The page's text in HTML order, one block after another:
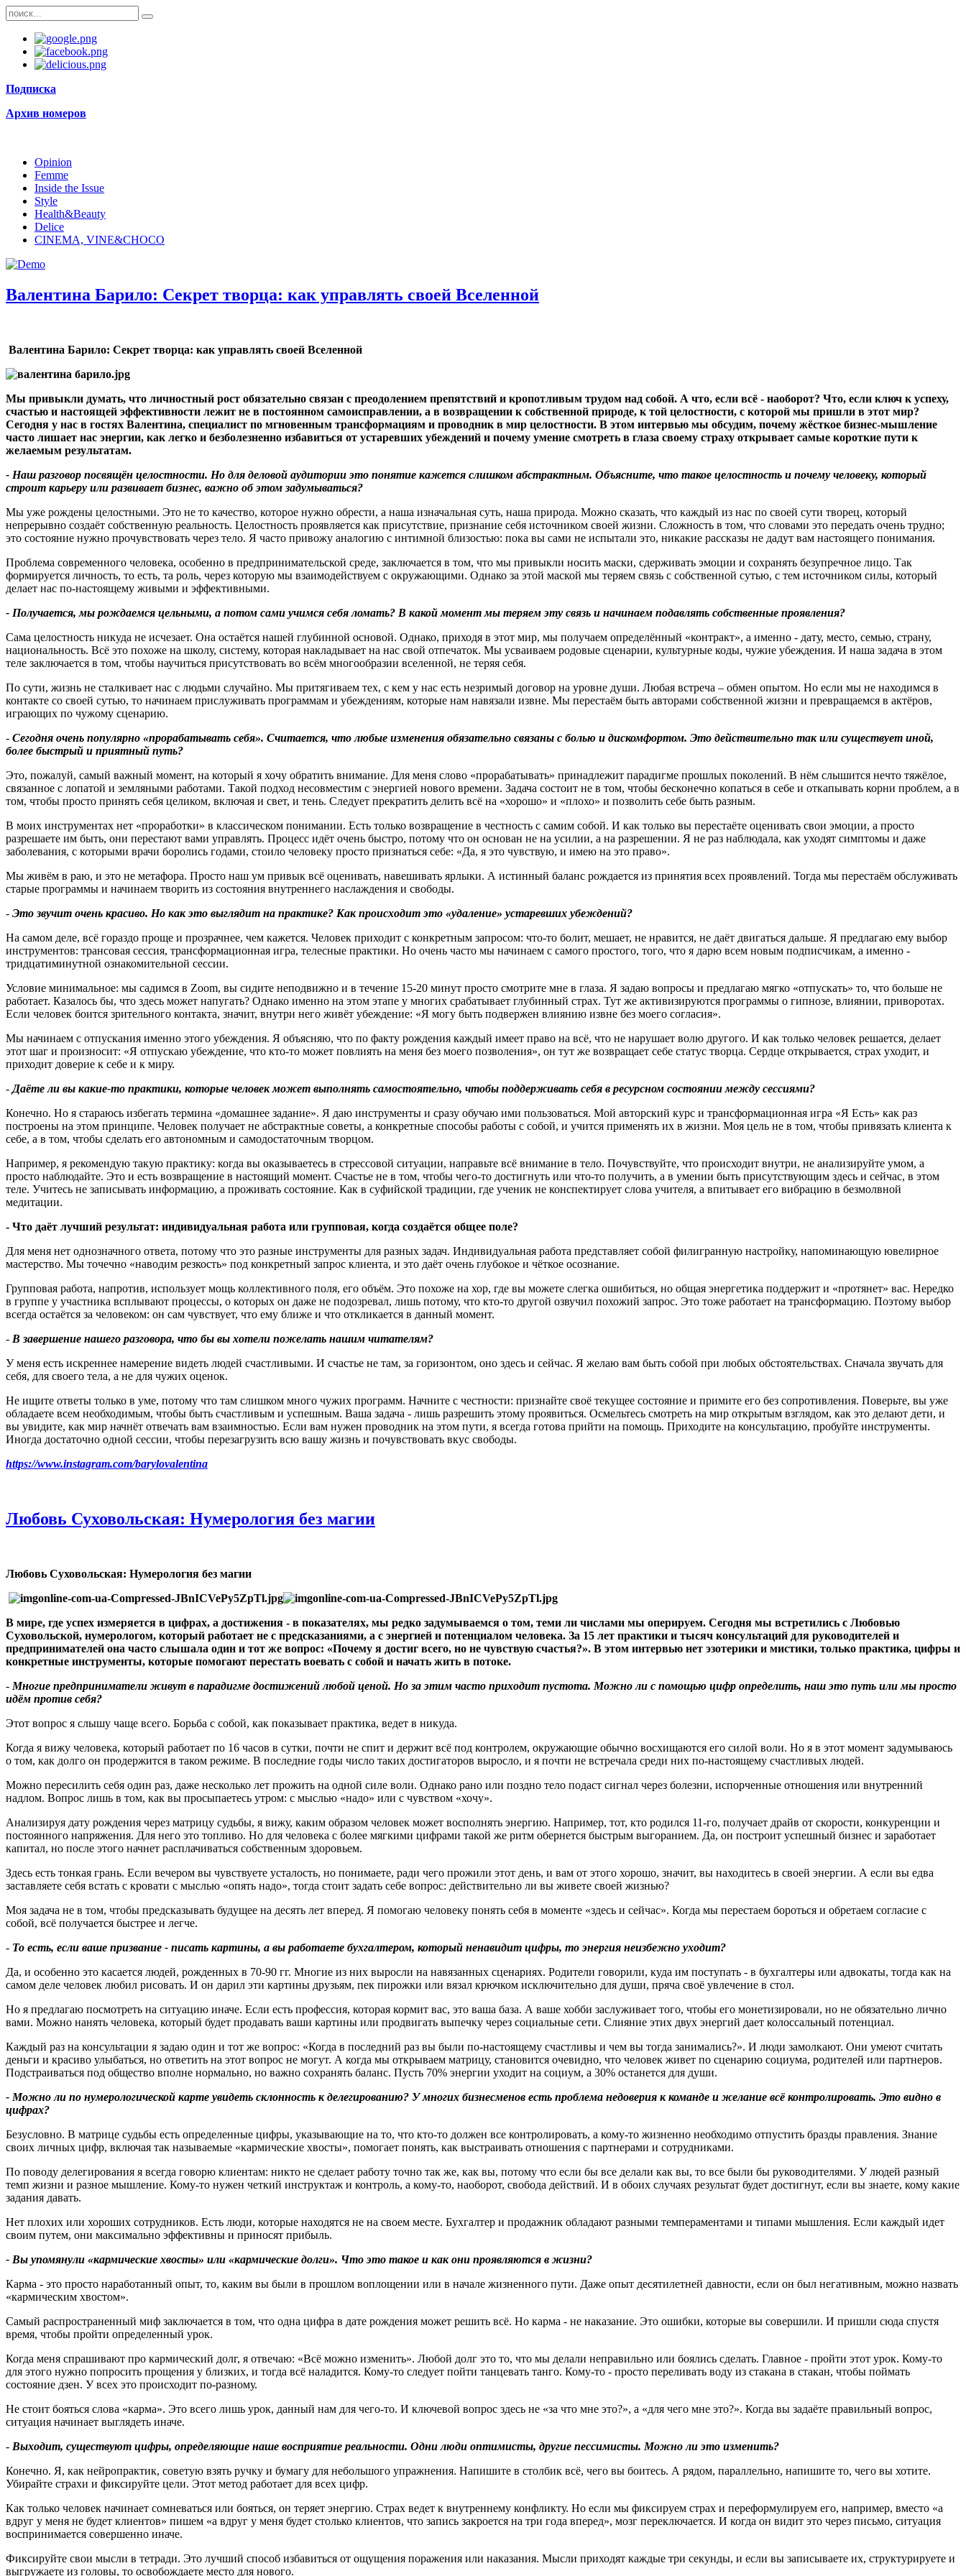
Подписка
Архив номеров
Opinion
Femme
Inside the Issue
Style
Health&Beauty
Delice
CINEMA, VINE&CHOCO
Валентина Барило: Секрет творца: как управлять своей Вселенной
Валентина Барило: Секрет творца: как управлять своей Вселенной
Мы привыкли думать, что личностный рост обязательно связан с преодолением препятствий и кропотливым трудом над собой. А что, если всё - наоборот? Что, если ключ к успеху,
счастью и настоящей эффективности лежит не в постоянном самоисправлении, а в возвращении к собственной природе, к той целостности, с которой мы пришли в этот мир?
Сегодня у нас в гостях Валентина, специалист по мгновенным трансформациям и проводник в мир целостности. В этом интервью мы обсудим, почему жёсткое бизнес-мышление
часто лишает нас энергии, как легко и безболезненно избавиться от устаревших убеждений и почему умение смотреть в глаза своему страху открывает самые короткие пути к
желаемым результатам.
- Наш разговор посвящён целостности. Но для деловой аудитории это понятие кажется слишком абстрактным. Объясните, что такое целостность и почему человеку, который
строит карьеру или развивает бизнес, важно об этом задумываться?
Мы уже рождены целостными. Это не то качество, которое нужно обрести, а наша изначальная суть, наша природа. Можно сказать, что каждый из нас по своей сути творец, который
непрерывно создаёт собственную реальность. Целостность проявляется как присутствие, признание себя источником своей жизни. Сложность в том, что словами это передать очень трудно;
это состояние нужно прочувствовать через тело. Я часто привожу аналогию с интимной близостью: пока вы сами не испытали это, никакие рассказы не дадут вам настоящего понимания.
Проблема современного человека, особенно в предпринимательской среде, заключается в том, что мы привыкли носить маски, сдерживать эмоции и сохранять безупречное лицо. Так
формируется личность, то есть, та роль, через которую мы взаимодействуем с окружающими. Однако за этой маской мы теряем связь с собственной сутью, с тем источником силы, который
делает нас по-настоящему живыми и эффективными.
- Получается, мы рождаемся цельными, а потом сами учимся себя ломать? В какой момент мы теряем эту связь и начинаем подавлять собственные проявления?
Сама целостность никуда не исчезает. Она остаётся нашей глубинной основой. Однако, приходя в этот мир, мы получаем определённый «контракт», а именно - дату, место, семью, страну,
национальность. Всё это похоже на школу, систему, которая накладывает на нас свой отпечаток. Мы усваиваем родовые сценарии, культурные коды, чужие убеждения. И наша задача в этом
теле заключается в том, чтобы научиться присутствовать во всём многообразии вселенной, не теряя себя.
По сути, жизнь не сталкивает нас с людьми случайно. Мы притягиваем тех, с кем у нас есть незримый договор на уровне души. Любая встреча – обмен опытом. Но если мы не находимся в
контакте со своей сутью, то начинаем прислуживать программам и убеждениям, которые нам навязали извне. Мы перестаём быть авторами собственной жизни и превращаемся в актёров,
играющих по чужому сценарию.
- Сегодня очень популярно «прорабатывать себя». Считается, что любые изменения обязательно связаны с болью и дискомфортом. Это действительно так или существует иной,
более быстрый и приятный путь?
Это, пожалуй, самый важный момент, на который я хочу обратить внимание. Для меня слово «прорабатывать» принадлежит парадигме прошлых поколений. В нём слышится нечто тяжёлое,
связанное с лопатой и земляными работами. Такой подход несовместим с энергией нового времени. Задача состоит не в том, чтобы бесконечно копаться в себе и откапывать корни проблем, а в
том, чтобы просто принять себя целиком, включая и свет, и тень. Следует прекратить делить всё на «хорошо» и «плохо» и позволить себе быть разным.
В моих инструментах нет «проработки» в классическом понимании. Есть только возвращение в честность с самим собой. И как только вы перестаёте оценивать свои эмоции, а просто
разрешаете им быть, они перестают вами управлять. Процесс идёт очень быстро, потому что он основан не на усилии, а на разрешении. Я не раз наблюдала, как уходят симптомы и даже
заболевания, с которыми врачи боролись годами, стоило человеку просто признаться себе: «Да, я это чувствую, и имею на это право».
Мы живём в раю, и это не метафора. Просто наш ум привык всё оценивать, навешивать ярлыки. А истинный баланс рождается из принятия всех проявлений. Тогда мы перестаём обслуживать
старые программы и начинаем творить из состояния внутреннего наслаждения и свободы.
- Это звучит очень красиво. Но как это выглядит на практике? Как происходит это «удаление» устаревших убеждений?
На самом деле, всё гораздо проще и прозрачнее, чем кажется. Человек приходит с конкретным запросом: что-то болит, мешает, не нравится, не даёт двигаться дальше. Я предлагаю ему выбор
инструментов: трансовая сессия, трансформационная игра, телесные практики. Но очень часто мы начинаем с самого простого, того, что я дарю всем новым подписчикам, а именно -
тридцатиминутной ознакомительной сессии.
Условие минимальное: мы садимся в Zoom, вы сидите неподвижно и в течение 15-20 минут просто смотрите мне в глаза. Я задаю вопросы и предлагаю мягко «отпускать» то, что больше не
работает. Казалось бы, что здесь может напугать? Однако именно на этом этапе у многих срабатывает глубинный страх. Тут же активизируются программы о гипнозе, влиянии, приворотах.
Если человек боится зрительного контакта, значит, внутри него живёт убеждение: «Я могу быть подвержен влиянию извне без моего согласия».
Мы начинаем с отпускания именно этого убеждения. Я объясняю, что по факту рождения каждый имеет право на всё, что не нарушает волю другого. И как только человек решается, делает
этот шаг и произносит: «Я отпускаю убеждение, что кто-то может повлиять на меня без моего позволения», он тут же возвращает себе статус творца. Сердце открывается, страх уходит, и
приходит доверие к себе и к миру.
- Даёте ли вы какие‑то практики, которые человек может выполнять самостоятельно, чтобы поддерживать себя в ресурсном состоянии между сессиями?
Конечно. Но я стараюсь избегать термина «домашнее задание». Я даю инструменты и сразу обучаю ими пользоваться. Мой авторский курс и трансформационная игра «Я Есть» как раз
построены на этом принципе. Человек получает не абстрактные советы, а конкретные способы работы с собой, и учится применять их в жизни. Моя цель не в том, чтобы привязать клиента к
себе, а в том, чтобы сделать его автономным и самодостаточным творцом.
Например, я рекомендую такую практику: когда вы оказываетесь в стрессовой ситуации, направьте всё внимание в тело. Почувствуйте, что происходит внутри, не анализируйте умом, а
просто наблюдайте. Это и есть возвращение в настоящий момент. Счастье не в том, чтобы чего‑то достигнуть или что‑то получить, а в умении быть присутствующим здесь и сейчас, в этом
теле. Учитесь не записывать информацию, а проживать состояние. Как в суфийской традиции, где ученик не конспектирует слова учителя, а впитывает его вибрацию в безмолвной
медитации.
- Что даёт лучший результат: индивидуальная работа или групповая, когда создаётся общее поле?
Для меня нет однозначного ответа, потому что это разные инструменты для разных задач. Индивидуальная работа представляет собой филигранную настройку, напоминающую ювелирное
мастерство. Мы точечно «наводим резкость» под конкретный запрос клиента, и это даёт очень глубокое и чёткое осознание.
Групповая работа, напротив, использует мощь коллективного поля, его объём. Это похоже на хор, где вы можете слегка ошибиться, но общая энергетика поддержит и «протянет» вас. Нередко
в группе у участника всплывают процессы, о которых он даже не подозревал, лишь потому, что кто‑то другой озвучил похожий запрос. Это тоже работает на трансформацию. Поэтому выбор
всегда остаётся за человеком: он сам чувствует, что ему ближе и что откликается в данный момент.
- В завершение нашего разговора, что бы вы хотели пожелать нашим читателям?
У меня есть искреннее намерение видеть людей счастливыми. И счастье не там, за горизонтом, оно здесь и сейчас. Я желаю вам быть собой при любых обстоятельствах. Сначала звучать для
себя, для своего тела, а не для чужих оценок.
Не ищите ответы только в уме, потому что там слишком много чужих программ. Начните с честности: признайте своё текущее состояние и примите его без сопротивления. Поверьте, вы уже
обладаете всем необходимым, чтобы быть счастливым и успешным. Ваша задача - лишь разрешить этому проявиться. Осмельтесь смотреть на мир открытым взглядом, как это делают дети, и
вы увидите, как мир начнёт отвечать вам взаимностью. Если вам нужен проводник на этом пути, я всегда готова прийти на помощь. Приходите на консультацию, пробуйте инструменты.
Иногда достаточно одной сессии, чтобы перезагрузить всю вашу жизнь и почувствовать вкус свободы.
https://www.instagram.com/barylovalentina
Любовь Суховольская: Нумерология без магии
Любовь Суховольская: Нумерология без магии
В мире, где успех измеряется в цифрах, а достижения - в показателях, мы редко задумываемся о том, теми ли числами мы оперируем. Сегодня мы встретились с Любовью
Суховольской, нумерологом, который работает не с предсказаниями, а с энергией и потенциалом человека. За 15 лет практики и тысяч консультаций для руководителей и
предпринимателей она часто слышала один и тот же вопрос: «Почему я достиг всего, но не чувствую счастья?». В этом интервью нет эзотерики и мистики, только практика, цифры и
конкретные инструменты, которые помогают перестать воевать с собой и начать жить в потоке.
- Многие предприниматели живут в парадигме достижений любой ценой. Но за этим часто приходит пустота. Можно ли с помощью цифр определить, наш это путь или мы просто
идём против себя?
Этот вопрос я слышу чаще всего. Борьба с собой, как показывает практика, ведет в никуда.
Когда я вижу человека, который работает по 16 часов в сутки, почти не спит и держит всё под контролем, окружающие обычно восхищаются его силой воли. Но я в этот момент задумываюсь
о том, как долго он продержится в таком режиме. В последние годы число таких достигаторов выросло, и я почти не встречала среди них по-настоящему счастливых людей.
Можно пересилить себя один раз, даже несколько лет прожить на одной силе воли. Однако рано или поздно тело подаст сигнал через болезни, испорченные отношения или внутренний
надлом. Вопрос лишь в том, как вы просыпаетесь утром: с мыслью «надо» или с чувством «хочу».
Анализируя дату рождения через матрицу судьбы, я вижу, каким образом человек может восполнять энергию. Например, тот, кто родился 11-го, получает драйв от скорости, конкуренции и
постоянного напряжения. Для него это топливо. Но для человека с более мягкими цифрами такой же ритм обернется быстрым выгоранием. Да, он построит успешный бизнес и заработает
капитал, но после этого начнет расплачиваться собственным здоровьем.
Здесь есть тонкая грань. Если вечером вы чувствуете усталость, но понимаете, ради чего прожили этот день, и вам от этого хорошо, значит, вы находитесь в своей энергии. А если вы едва
заставляете себя встать с кровати с мыслью «опять надо», тогда стоит задать себе вопрос: действительно ли вы живете своей жизнью?
Моя задача не в том, чтобы предсказывать будущее на десять лет вперед. Я помогаю человеку понять себя в моменте «здесь и сейчас». Когда мы перестаем бороться и обретаем согласие с
собой, всё получается быстрее и легче.
- То есть, если ваше призвание - писать картины, а вы работаете бухгалтером, который ненавидит цифры, то энергия неизбежно уходит?
Да, и особенно это касается людей, рожденных в 70-90 гг. Многие из них выросли на навязанных сценариях. Родители говорили, куда им поступать - в бухгалтеры или адвокаты, тогда как на
самом деле человек любил рисовать. И он дарил эти картины друзьям, пек пирожки или вязал крючком исключительно для души, пряча своё увлечение в стол.
Но я предлагаю посмотреть на ситуацию иначе. Если есть профессия, которая кормит вас, это ваша база. А ваше хобби заслуживает того, чтобы его монетизировали, но не обязательно лично
вами. Можно нанять человека, который будет продавать ваши картины или продвигать выпечку через социальные сети. Слияние этих двух энергий дает колоссальный потенциал.
Каждый раз на консультации я задаю один и тот же вопрос: «Когда в последний раз вы были по-настоящему счастливы и чем вы тогда занимались?». И люди замолкают. Они умеют считать
деньги и красиво улыбаться, но ответить на этот вопрос не могут. А когда мы открываем матрицу, становится очевидно, что человек живет по сценарию социума, родителей или партнеров.
Подстраиваться под общество вполне нормально, но важно сохранять баланс. Пусть 70% энергии уходит на социум, а 30% останется для души.
- Можно ли по нумерологической карте увидеть склонность к делегированию? У многих бизнесменов есть проблема недоверия к команде и желание всё контролировать. Это видно в
цифрах?
Безусловно. В матрице судьбы есть определенные цифры, указывающие на то, что кто-то должен все контролировать, а кому-то жизненно необходимо отпустить бразды правления. Знание
своих личных цифр, включая так называемые «кармические хвосты», помогает понять, как выстраивать отношения с партнерами и сотрудниками.
По поводу делегирования я всегда говорю клиентам: никто не сделает работу точно так же, как вы, потому что если бы все делали как вы, то все были бы руководителями. У людей разный
темп жизни и разное мышление. Кому-то нужен четкий инструктаж и контроль, а кому-то, наоборот, свобода действий. И в обоих случаях результат будет достигнут, если вы знаете, кому какие
задания давать.
Нет плохих или хороших сотрудников. Есть люди, которые находятся не на своем месте. Бухгалтер и продажник обладают разными темпераментами и типами мышления. Если каждый идет
своим путем, они максимально эффективны и приносят прибыль.
- Вы упомянули «кармические хвосты» или «кармические долги». Что это такое и как они проявляются в жизни?
Карма - это просто наработанный опыт, то, каким вы были в прошлом воплощении или в начале жизненного пути. Даже опыт десятилетней давности, если он был негативным, можно назвать
«кармическим хвостом».
Самый распространенный миф заключается в том, что одна цифра в дате рождения может решить всё. Но карма - не наказание. Это ошибки, которые вы совершили. И пришли сюда спустя
время, чтобы пройти определенный урок.
Когда меня спрашивают про кармический долг, я отвечаю: «Всё можно изменить». Любой долг это то, что мы делали неправильно или боялись сделать. Главное - пройти этот урок. Кому-то
для этого нужно попросить прощения у близких, и тогда всё наладится. Кому-то следует пойти танцевать танго. Кому-то - просто переливать воду из стакана в стакан, чтобы поймать
состояние дзен. У всех это происходит по-разному.
Не стоит бояться слова «карма». Это всего лишь урок, данный нам для чего-то. И ключевой вопрос здесь не «за что мне это?», а «для чего мне это?». Когда вы задаёте правильный вопрос,
ситуация начинает выглядеть иначе.
- Выходит, существуют цифры, определяющие наше восприятие реальности. Одни люди оптимисты, другие пессимисты. Можно ли это изменить?
Конечно. Я, как нейропрактик, советую взять ручку и бумагу для небольшого упражнения. Напишите в столбик всё, чего вы боитесь. А рядом, параллельно, напишите то, чего вы хотите.
Убирайте страхи и фиксируйте цели. Этот метод работает для всех цифр.
Как только человек начинает сомневаться или бояться, он теряет энергию. Страх ведет к внутреннему конфликту. Но если мы фиксируем страх и переформулируем его, например, вместо «а
вдруг у меня не будет клиентов» пишем «а вдруг у меня будет столько клиентов, что запись закроется на три года вперед», мозг переключается. И когда он видит это через письмо, ситуация
воспринимается совершенно иначе.
Фиксируйте свои мысли в тетради. Это лучший способ избавиться от ощущения поражения или наказания. Мысли приходят каждые три секунды, и если вы записываете их, структурируете и
выгружаете из головы, то освобождаете место для нового.